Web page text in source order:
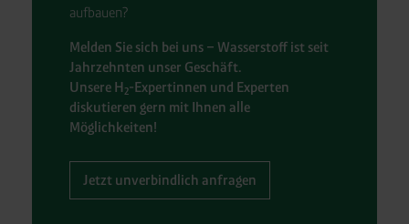
aufbauen?
Melden Sie sich bei uns – Wasserstoff ist seit
Jahrzehnten unser Geschäft.
Unsere H 2-Expertinnen und Experten
diskutieren gern mit Ihnen alle
Möglichkeiten!
Jetzt unverbindlich anfragen